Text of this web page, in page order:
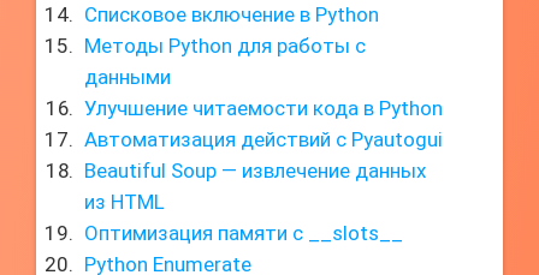
Списковое включение в Python
Методы Python для работы с
данными
Улучшение читаемости кода в Python
Автоматизация действий с Pyautogui
Beautiful Soup — извлечение данных
из HTML
Оптимизация памяти с __slots__
Python Enumerate